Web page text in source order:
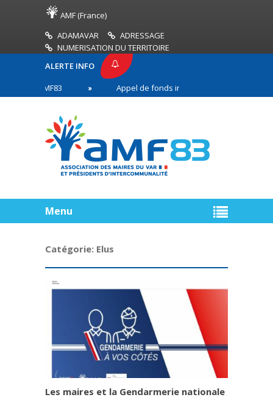
AMF (France)
ADAMAVAR
ADRESSAGE
NUMERISATION DU TERRITOIRE
ALERTE INFO
Appel de fonds incendies de forêt
première ligne
Menu
Catégorie: Elus
Les maires et la Gendarmerie nationale